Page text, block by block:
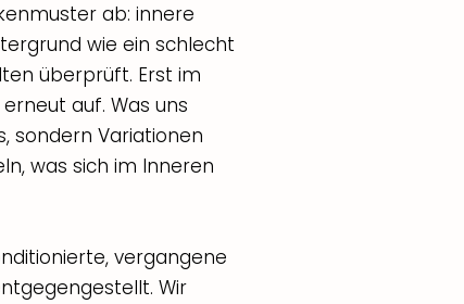
ab: innere
wie ein schlecht
überprüft. Erst im
auf. Was uns
sondern Variationen
was sich im Inneren
vergangene
Wir